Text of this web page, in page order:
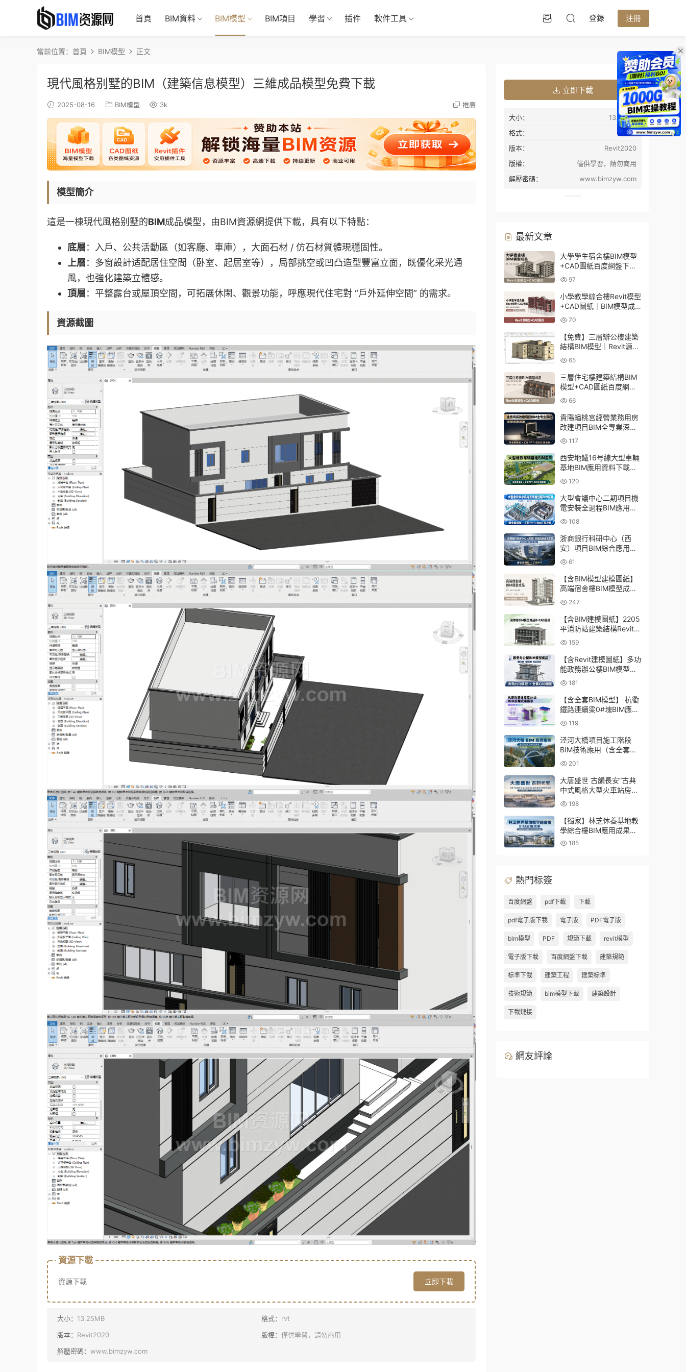
首頁 BIM資料 BIM模型 BIM項目 學習 插件 軟件工具 登錄 注冊
當前位置： 首頁 BIM模型 正文
現代風格别墅的BIM（建築信息模型）三維成品模型免費下載
2025-08-16 BIM模型 3k 推廣
模型簡介
這是一棟現代風格别墅的BIM成品模型，由BIM資源網提供下載，具有以下特點：
底層：入戶、公共活動區（如客廳、車庫），大面石材 / 仿石材質體現穩固性。
上層：多窗設計适配居住空間（卧室、起居室等），局部挑空或凹凸造型豐富立面，既優化采光通
風，也強化建築立體感。
頂層：平整露台或屋頂空間，可拓展休閑、觀景功能，呼應現代住宅對 “戶外延伸空間” 的需求。
資源截圖
資源下載
資源下載 立即下載
大小： 13.25MB 格式： rvt
版本： Revit2020 版權： 僅供學習，請勿商用
解壓密碼： www.bimzyw.com
立即下載
大小：
13.25MB
格式：
rvt
版本：
Revit2020
版權：
僅供學習，請勿商用
解壓密碼：
www.bimzyw.com
最新文章
大學學生宿舍樓BIM模型
+CAD圖紙百度網盤下載
｜建築結構全套Revit源文
件
97
小學教學綜合樓Revit模型
+CAD圖紙｜BIM模型成
品百度網盤下載
70
【免費】三層辦公樓建築
結構BIM模型｜Revit源文
件百度網盤下載
65
三層住宅樓建築結構BIM
模型+CAD圖紙百度網盤
下載
66
貴陽蟠桃宮經營業務用房
改建項目BIM全專業深化
資料下載：含模型、彙報
PPT及演示視頻
117
西安地鐵16号線大型車輛
基地BIM應用資料下載：
含BIM模型、彙報PPT及
演示視頻
120
大型會議中心二期項目機
電安裝全過程BIM應用資
料下載：含BIM模型、彙
報PPT及視頻
108
浙商銀行科研中心（西
安）項目BIM綜合應用資
料下載：含全套BIM模
型、彙報PPT
61
【含BIM模型建模圖紙】
高端宿舍樓BIM模型成
品，包含建築+結構兩大
專業Revit模型及全套建模
CAD圖紙
247
【含BIM建模圖紙】2205
平消防站建築結構Revit模
型成品，包含全套BIM建
模CAD圖紙下載
159
【含Revit建模圖紙】多功
能政務辦公樓BIM模型成
品，包含建築+結構+機電
三大專業Revit模型及配套
建模CAD圖紙
181
【含全套BIM模型】 杭衢
鐵路連續梁0#塊BIM應用
成果｜鋼筋與預應力深化
施工實戰資料
119
泾河大橋項目施工階段
BIM技術應用（含全套
BIM模型、彙報PPT及演
示視頻）
201
大唐盛世 古韻長安”古典
中式風格大型火車站房
BIM應用及關鍵技術研發
（含全套BIM模型、彙報
PPT及演示視頻）
198
【獨家】林芝休養基地教
學綜合樓BIM應用成果
（全套資料含BIM模型、
185
熱門标簽
百度網盤 pdf下載 下載
pdf電子版下載 電子版 PDF電子版
bim模型 PDF 規範下載 revit模型
電子版下載 百度網盤下載 建築規範
标準下載 建築工程 建築标準
技術規範 bim模型下載 建築設計
下載鏈接
網友評論